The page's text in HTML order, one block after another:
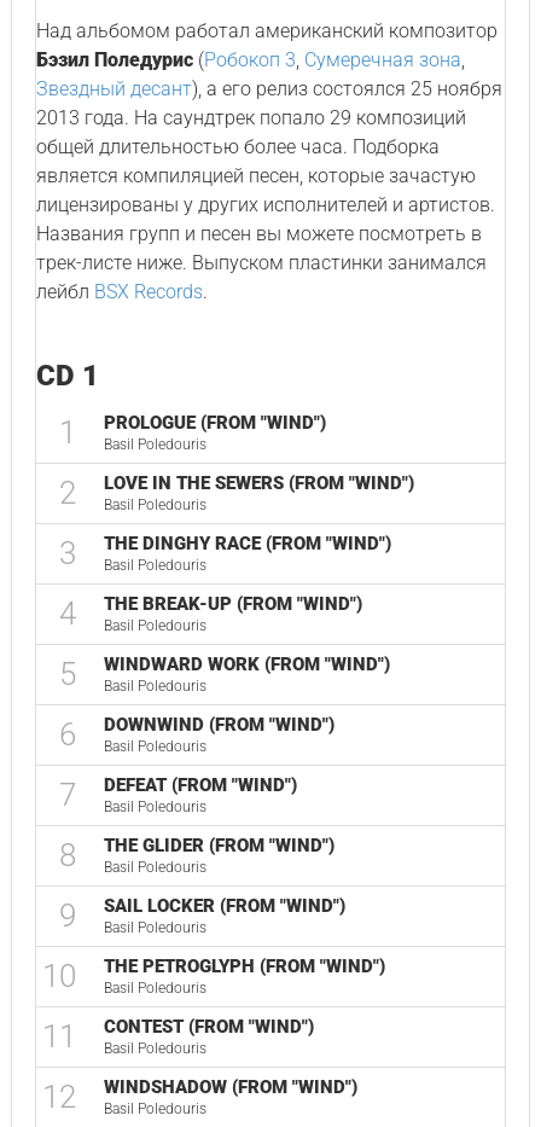
Над альбомом работал американский композитор
Бэзил Поледурис(Робокоп 3, Сумеречная зона,
Звездный десант), а его релиз состоялся 25 ноября
2013 года. На саундтрек попало 29 композиций
общей длительностью более часа. Подборка
является компиляцией песен, которые зачастую
лицензированы у других исполнителей и артистов.
Названия групп и песен вы можете посмотреть в
трек-листе ниже. Выпуском пластинки занимался
лейбл BSX Records.
CD 1
1 PROLOGUE (FROM "WIND")
Basil Poledouris
2 LOVE IN THE SEWERS (FROM "WIND")
Basil Poledouris
3 THE DINGHY RACE (FROM "WIND")
Basil Poledouris
4 THE BREAK-UP (FROM "WIND")
Basil Poledouris
5 WINDWARD WORK (FROM "WIND")
Basil Poledouris
6 DOWNWIND (FROM "WIND")
Basil Poledouris
7 DEFEAT (FROM "WIND")
Basil Poledouris
8 THE GLIDER (FROM "WIND")
Basil Poledouris
9 SAIL LOCKER (FROM "WIND")
Basil Poledouris
10 THE PETROGLYPH (FROM "WIND")
Basil Poledouris
11 CONTEST (FROM "WIND")
Basil Poledouris
12 WINDSHADOW (FROM "WIND")
Basil Poledouris